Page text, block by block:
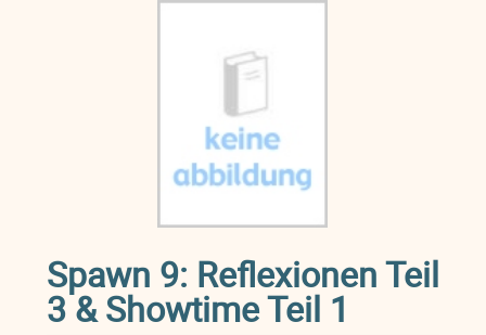
Spawn 9: Reflexionen Teil
3 & Showtime Teil 1